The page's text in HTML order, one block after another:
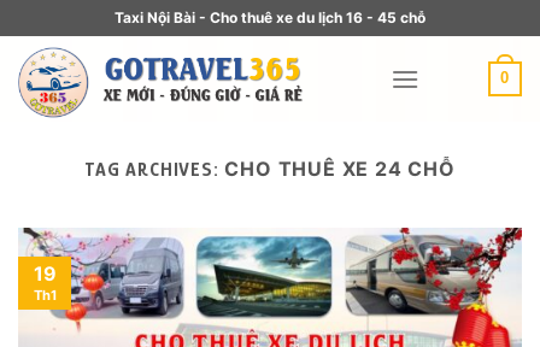
Taxi Nội Bài - Cho thuê xe du lịch 16 - 45 chỗ
0
TAG ARCHIVES:CHO THUÊ XE 24 CHỖ
19
Th1